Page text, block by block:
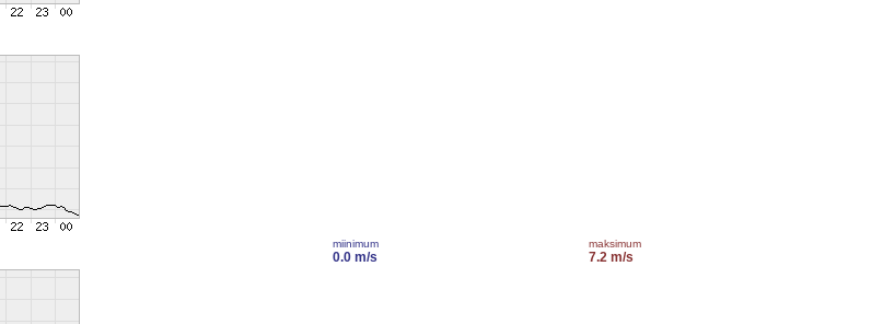
miinimum
0.0 m/s
maksimum
7.2 m/s